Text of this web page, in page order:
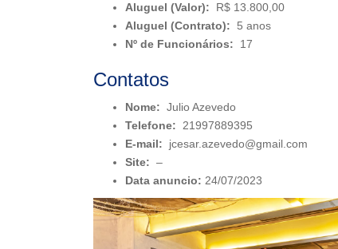
Aluguel (Valor):
R$ 13.800,00
Aluguel (Contrato):
5 anos
Nº de Funcionários:
17
Contatos
Nome: Julio Azevedo
Telefone:
21997889395
E-mail:
jcesar.azevedo@gmail.com
Site: –
Data anuncio: 24/07/2023